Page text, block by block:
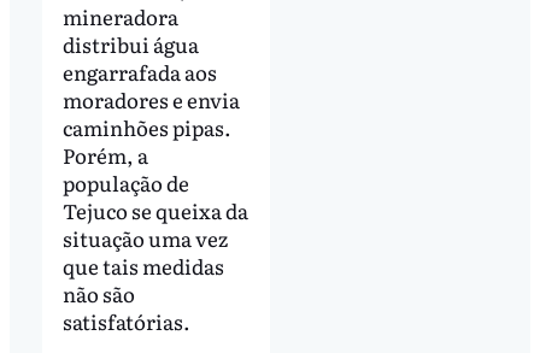
mineradora
distribui água
engarrafada aos
moradores e envia
caminhões pipas.
Porém, a
população de
Tejuco se queixa da
situação uma vez
que tais medidas
não são
satisfatórias.